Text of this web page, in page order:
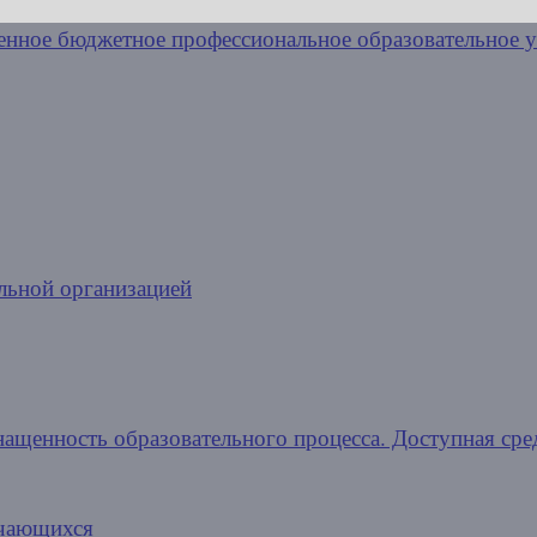
организацией
образовательного процесса. Доступная